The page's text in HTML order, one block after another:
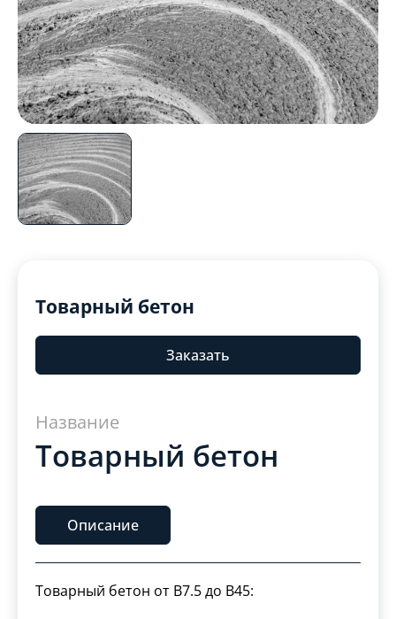
Товарный бетон
Заказать
Название
Товарный бетон
Описание
Товарный бетон от В7.5 до B45: